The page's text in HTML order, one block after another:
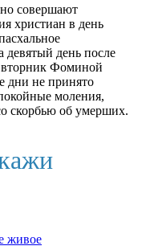
совершают
христиан в день
девятый день после
вторник Фоминой
дни не принято
моления,
скорбью об умерших.
живое